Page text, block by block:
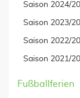
Saison 2024/
Saison 2023/
Saison 2022/
Saison 2021/
Fußballferien